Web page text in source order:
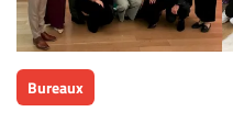
Bureaux